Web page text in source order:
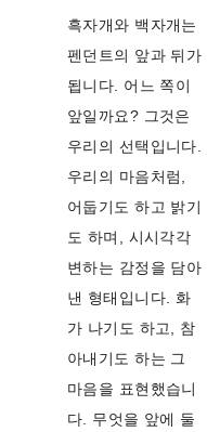
흑자개와 백자개는
펜던트의 앞과 뒤가
됩니다. 어느 쪽이
앞일까요? 그것은
우리의 선택입니다.
우리의 마음처럼,
어둡기도 하고 밝기
도 하며, 시시각각
변하는 감정을 담아
낸 형태입니다. 화
가 나기도 하고, 참
아내기도 하는 그
마음을 표현했습니
다. 무엇을 앞에 둘